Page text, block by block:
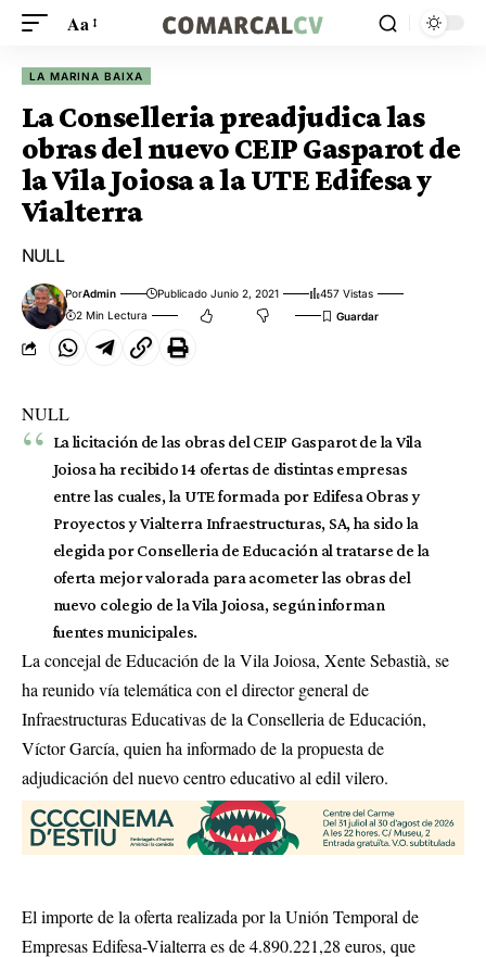
Aa
LA MARINA BAIXA
La Conselleria preadjudica las
obras del nuevo CEIP Gasparot de
la Vila Joiosa a la UTE Edifesa y
Vialterra
NULL
PorAdmin Publicado Junio 2, 2021
457 Vistas
2 Min Lectura
NULL
La licitación de las obras del CEIP Gasparot de la Vila
Joiosa ha recibido 14 ofertas de distintas empresas
entre las cuales, la UTE formada por Edifesa Obras y
Proyectos y Vialterra Infraestructuras, SA, ha sido la
elegida por Conselleria de Educación al tratarse de la
oferta mejor valorada para acometer las obras del
nuevo colegio de la Vila Joiosa, según informan
fuentes municipales.
La concejal de Educación de la Vila Joiosa, Xente Sebastià, se
ha reunido vía telemática con el director general de
Infraestructuras Educativas de la Conselleria de Educación,
Víctor García, quien ha informado de la propuesta de
adjudicación del nuevo centro educativo al edil vilero.
El importe de la oferta realizada por la Unión Temporal de
Empresas Edifesa-Vialterra es de 4.890.221,28 euros, que